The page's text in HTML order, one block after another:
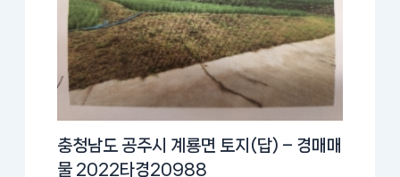
충청남도 공주시 계룡면 토지(답) – 경매매
물 2022타경20988